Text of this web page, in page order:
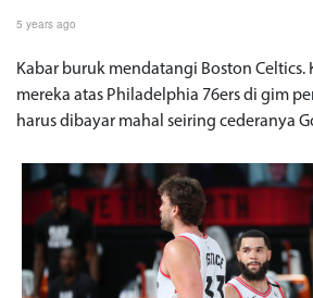
5 years ago
Kabar buruk mendatangi Boston Celtics.
mereka atas Philadelphia 76ers di gim
harus dibayar mahal seiring cederanya